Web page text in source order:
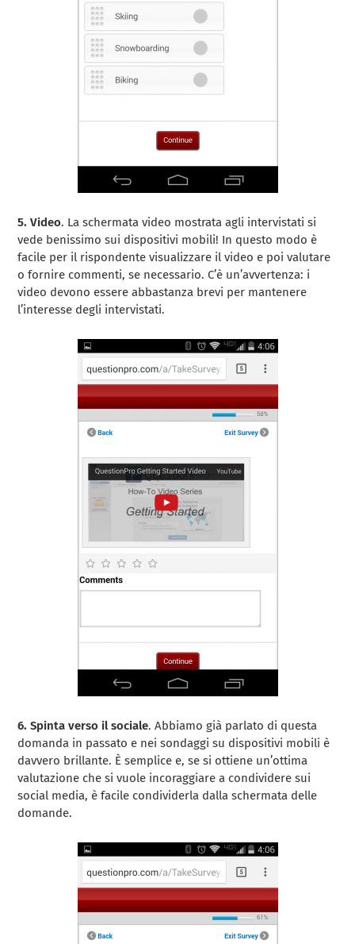
5. Video. La schermata video mostrata agli intervistati si
vede benissimo sui dispositivi mobili! In questo modo è
facile per il rispondente visualizzare il video e poi valutare
o fornire commenti, se necessario. C’è un’avvertenza: i
video devono essere abbastanza brevi per mantenere
l’interesse degli intervistati.
6. Spinta verso il sociale. Abbiamo già parlato di questa
domanda in passato e nei sondaggi su dispositivi mobili è
davvero brillante. È semplice e, se si ottiene un’ottima
valutazione che si vuole incoraggiare a condividere sui
social media, è facile condividerla dalla schermata delle
domande.